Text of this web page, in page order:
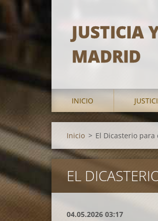
JUSTICIA
MADRID
INICIO
Inicio > El Dicasterio
EL
04.05.2026 03:17